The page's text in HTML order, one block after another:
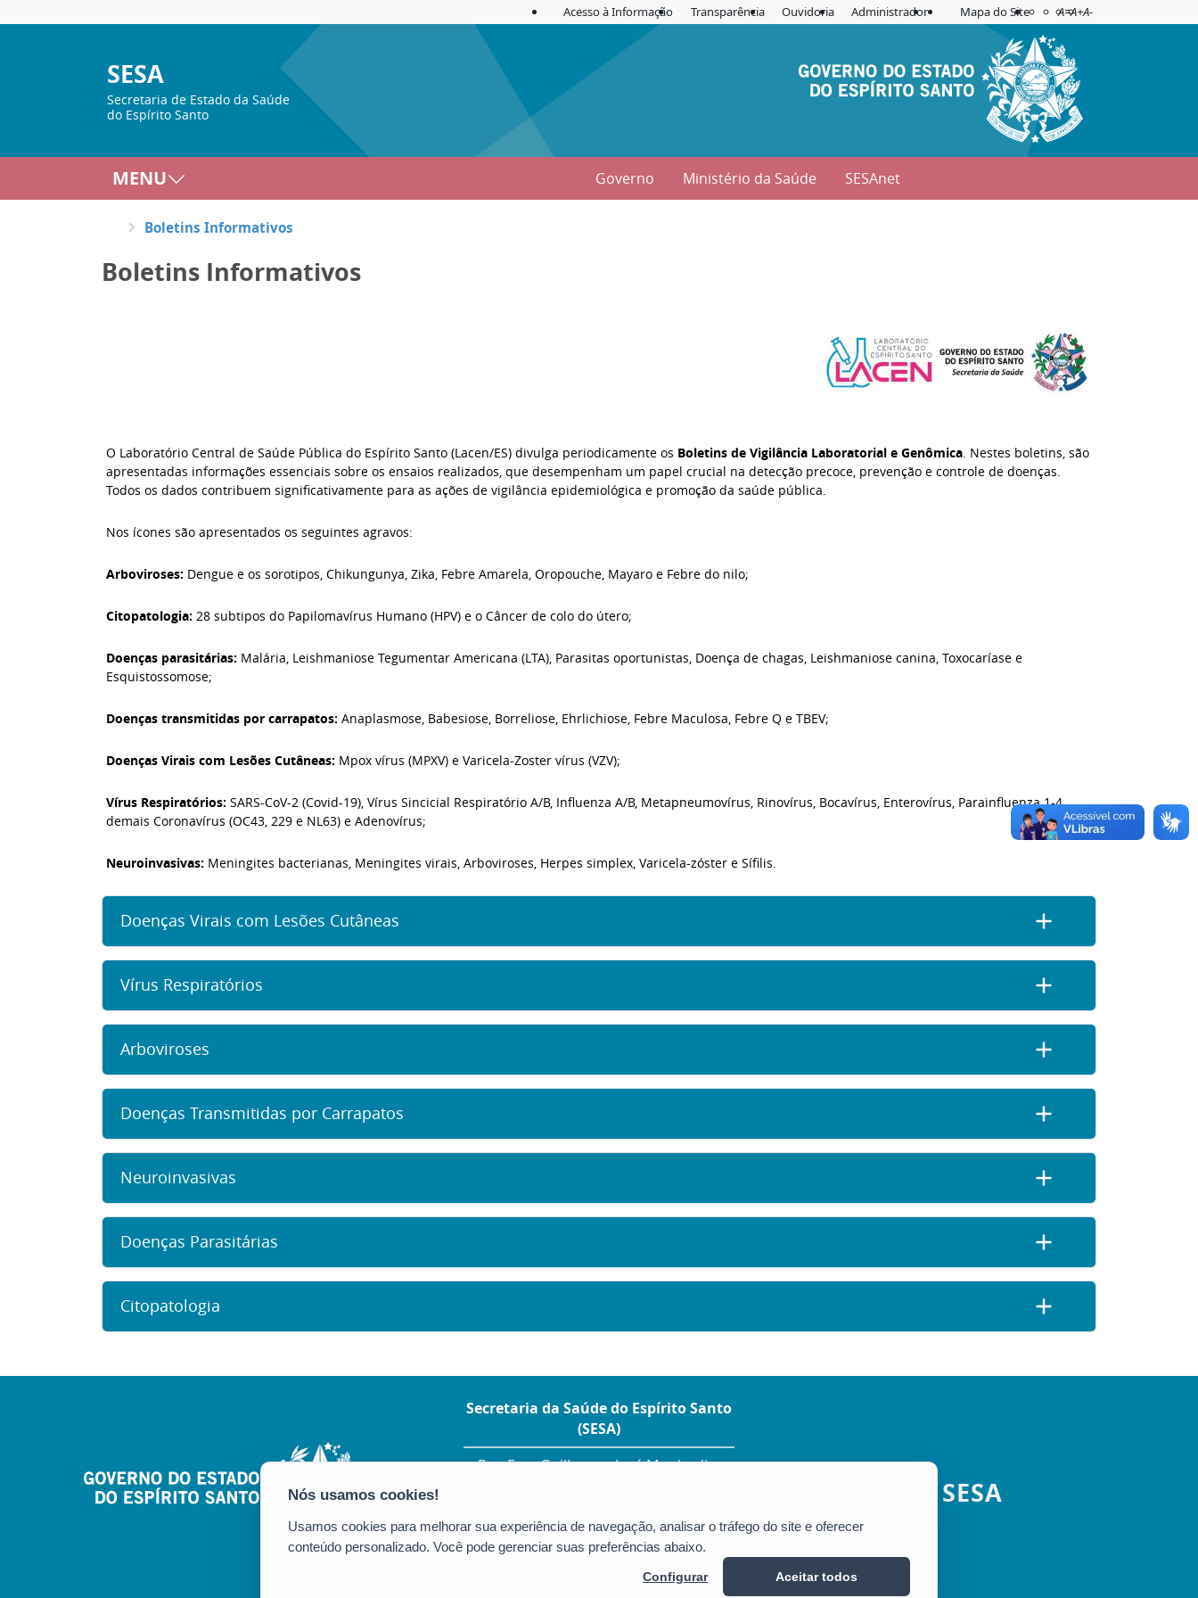
Acesso à Informação Transparência Ouvidoria Administrador Mapa do Site Acessibilidade
Aplicar contraste
A=A+A-
SESA
Secretaria de Estado da Saúde
do Espírito Santo
MENU Governo Ministério da Saúde SESAnet
Boletins Informativos
Boletins Informativos
O Laboratório Central de Saúde Pública do Espírito Santo (Lacen/ES) divulga periodicamente os Boletins de Vigilância Laboratorial e Genômica. Nestes boletins, são
apresentadas informações essenciais sobre os ensaios realizados, que desempenham um papel crucial na detecção precoce, prevenção e controle de doenças.
Todos os dados contribuem significativamente para as ações de vigilância epidemiológica e promoção da saúde pública.
Nos ícones são apresentados os seguintes agravos:
Arboviroses: Dengue e os sorotipos, Chikungunya, Zika, Febre Amarela, Oropouche, Mayaro e Febre do nilo;
Citopatologia: 28 subtipos do Papilomavírus Humano (HPV) e o Câncer de colo do útero;
Doenças parasitárias: Malária, Leishmaniose Tegumentar Americana (LTA), Parasitas oportunistas, Doença de chagas, Leishmaniose canina, Toxocaríase e
Esquistossomose;
Doenças transmitidas por carrapatos: Anaplasmose, Babesiose, Borreliose, Ehrlichiose, Febre Maculosa, Febre Q e TBEV;
Doenças Virais com Lesões Cutâneas: Mpox vírus (MPXV) e Varicela-Zoster vírus (VZV);
Vírus Respiratórios: SARS-CoV-2 (Covid-19), Vírus Sincicial Respiratório A/B, Influenza A/B, Metapneumovírus, Rinovírus, Bocavírus, Enterovírus, Parainfluenza 1-4,
demais Coronavírus (OC43, 229 e NL63) e Adenovírus;
Neuroinvasivas: Meningites bacterianas, Meningites virais, Arboviroses, Herpes simplex, Varicela-zóster e Sífilis.
Doenças Virais com Lesões Cutâneas
Vírus Respiratórios
Arboviroses
Doenças Transmitidas por Carrapatos
Neuroinvasivas
Doenças Parasitárias
Citopatologia
Secretaria da Saúde do Espírito Santo
(SESA)
Rua Eng. Guilherme José Monjardim
CEP: 29050-260 - Vitória / ES
Tel.: (27) 3347-5630
SESA
Usamos cookies para melhorar sua experiência de navegação, analisar o tráfego do site e oferecer
conteúdo personalizado. Você pode gerenciar suas preferências abaixo.
Configurar Aceitar todos